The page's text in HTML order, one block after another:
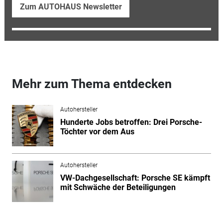
Zum AUTOHAUS Newsletter
Mehr zum Thema entdecken
Autohersteller
Hunderte Jobs betroffen: Drei Porsche-
Töchter vor dem Aus
Autohersteller
VW-Dachgesellschaft: Porsche SE kämpft
mit Schwäche der Beteiligungen